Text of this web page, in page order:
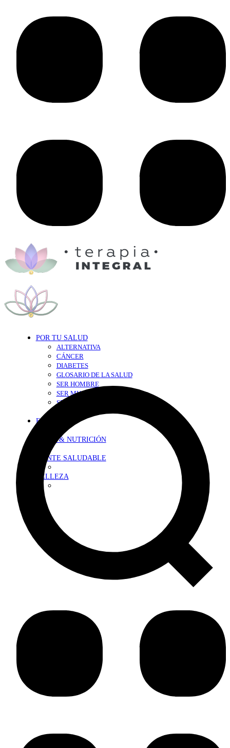
POR TU SALUD
ALTERNATIVA
CÁNCER
DIABETES
GLOSARIO DE LA SALUD
SER HOMBRE
SER MUJER
SEXY-SALUD
EN FORMA
DIETA & NUTRICIÓN
MENTE SALUDABLE
BELLEZA